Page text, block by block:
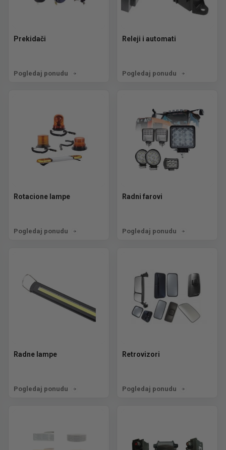
Prekidači
Pogledaj ponudu
Releji i automati
Pogledaj ponudu
Rotacione lampe
Pogledaj ponudu
Radni farovi
Pogledaj ponudu
Radne lampe
Pogledaj ponudu
Retrovizori
Pogledaj ponudu